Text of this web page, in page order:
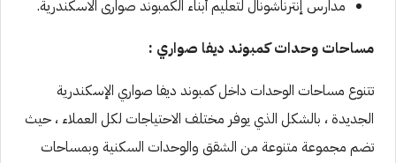
مدارس إنترناشونال لتعليم أبناء الكمبوند صوارى الاسكندرية.
مساحات وحدات كمبوند ديفا صواري :
تتنوع مساحات الوحدات داخل كمبوند ديفا صواري الإسكندرية
الجديدة ، بالشكل الذي يوفر مختلف الاحتياجات لكل العملاء ، حيث
تضم مجموعة متنوعة من الشقق والوحدات السكنية وبمساحات